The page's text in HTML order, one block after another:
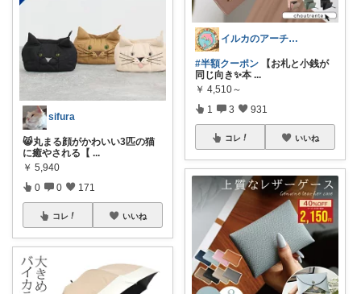
sifura
😸丸まる顔がかわいい3匹の猫
に癒やされる【 ...
￥ 5,940
0 0 171
コレ いいね
イルカのアーチ🐬🌈朝コレ
#半額クーポン 【お札と小銭が
同じ向き✨本 ...
￥ 4,510～
1 3 931
コレ いいね